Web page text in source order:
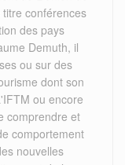
conférences
des pays
Demuth, il
ou sur des
dont son
ou encore
comprendre et
comportement
nouvelles